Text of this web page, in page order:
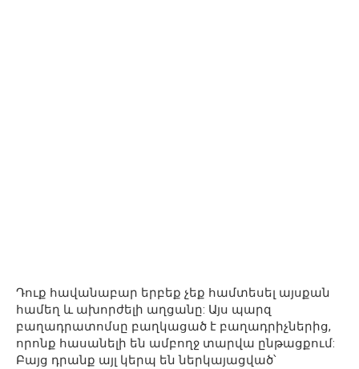
Դուք հավանաբար երբեք չեք համտեսել այսքան
համեղ և ախորժելի աղցանը: Այս պարզ
բաղադրատոմսը բաղկացած է բաղադրիչներից,
որոնք հասանելի են ամբողջ տարվա ընթացքում:
Բայց դրանք այլ կերպ են ներկայացված՝